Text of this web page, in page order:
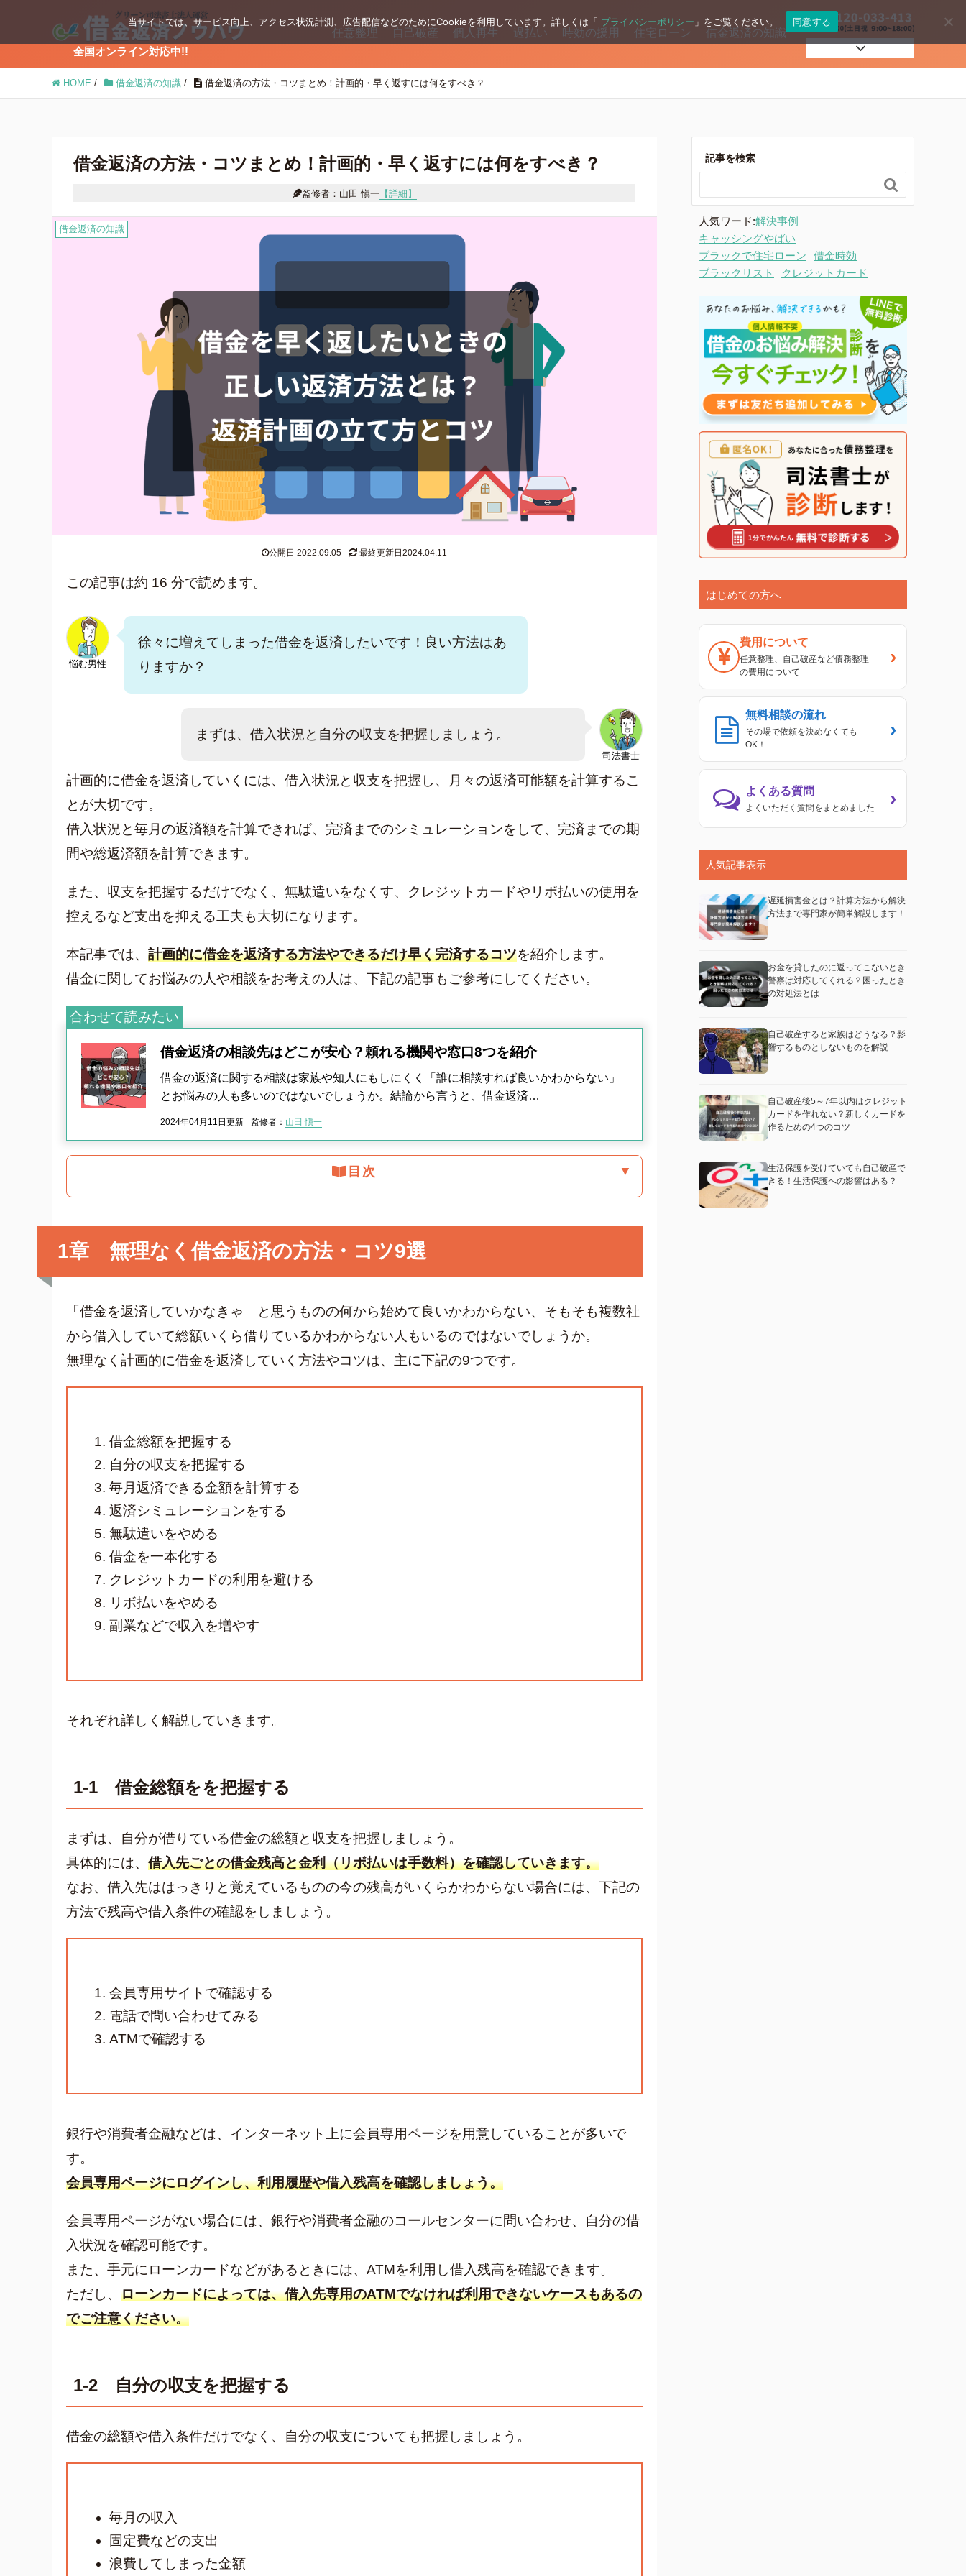
全国オンライン対応中!!
任意整理 自己破産 個人再生 過払い 時効の援用 住宅ローン 借金返済の知識
ブログコンテンツ
個人再生 過払い
時効の援用 住宅ローン
借金返済の知識
キャッシングやばい
ブラックで住宅ローン 借金時効
ブラックリスト
クレジットカード
グリーン司法書士法人について
借金返済の専門スタッフ紹介
無料相談の流れ
費用について
サイト内の画像等のご利用条件
HOME / 借金返済の知識 / 借金返済の方法・コツまとめ！計画的・早く返すには何をすべき？
借金返済の方法・コツまとめ！計画的・早く返すには何をすべき？
監修者：山田 愼一【詳細】
借金返済の知識
公開日 2022.09.05 最終更新日2024.04.11
この記事は約 16 分で読めます。
悩む男性
徐々に増えてしまった借金を返済したいです！良い方法はあ
りますか？
司法書士
まずは、借入状況と自分の収支を把握しましょう。
計画的に借金を返済していくには、借入状況と収支を把握し、月々の返済可能額を計算するこ
とが大切です。
借入状況と毎月の返済額を計算できれば、完済までのシミュレーションをして、完済までの期
間や総返済額を計算できます。
また、収支を把握するだけでなく、無駄遣いをなくす、クレジットカードやリボ払いの使用を
控えるなど支出を抑える工夫も大切になります。
本記事では、 計画的に借金を返済する方法やできるだけ早く完済するコツを紹介します。
借金に関してお悩みの人や相談をお考えの人は、下記の記事もご参考にしてください。
合わせて読みたい
借金返済の相談先はどこが安心？頼れる機関や窓口8つを紹介
借金の返済に関する相談は家族や知人にもしにくく「誰に相談すれば良いかわからない」
とお悩みの人も多いのではないでしょうか。結論から言うと、借金返済…
2024年04月11日更新 監修者： 山田 愼一
目次 ▼
1章 無理なく借金返済の方法・コツ9選
「借金を返済していかなきゃ」と思うものの何から始めて良いかわからない、そもそも複数社
から借入していて総額いくら借りているかわからない人もいるのではないでしょうか。
無理なく計画的に借金を返済していく方法やコツは、主に下記の9つです。
借金総額を把握する
自分の収支を把握する
毎月返済できる金額を計算する
返済シミュレーションをする
無駄遣いをやめる
借金を一本化する
クレジットカードの利用を避ける
リボ払いをやめる
副業などで収入を増やす
それぞれ詳しく解説していきます。
1-1 借金総額をを把握する
まずは、自分が借りている借金の総額と収支を把握しましょう。
具体的には、 借入先ごとの借金残高と金利（リボ払いは手数料）を確認していきます。
なお、借入先ははっきりと覚えているものの今の残高がいくらかわからない場合には、下記の
方法で残高や借入条件の確認をしましょう。
会員専用サイトで確認する
電話で問い合わせてみる
ATMで確認する
銀行や消費者金融などは、インターネット上に会員専用ページを用意していることが多いで
す。
会員専用ページにログインし、利用履歴や借入残高を確認しましょう。
会員専用ページがない場合には、銀行や消費者金融のコールセンターに問い合わせ、自分の借
入状況を確認可能です。
また、手元にローンカードなどがあるときには、ATMを利用し借入残高を確認できます。
ただし、 ローンカードによっては、借入先専用のATMでなければ利用できないケースもあるの
でご注意ください。
1-2 自分の収支を把握する
借金の総額や借入条件だけでなく、自分の収支についても把握しましょう。
毎月の収入
固定費などの支出
浪費してしまった金額
記事を検索

人気ワード:解決事例
キャッシングやばい
ブラックで住宅ローン
借金時効
ブラックリスト
クレジットカード
はじめての方へ
費用について
任意整理、自己破産など債務整理
の費用について
›
無料相談の流れ
その場で依頼を決めなくても
OK！
›
よくある質問
よくいただく質問をまとめました ›
人気記事表示
遅延損害金とは？計算方法から解決
方法まで専門家が簡単解説します！
お金を貸したのに返ってこないとき
警察は対応してくれる？困ったとき
の対処法とは
自己破産すると家族はどうなる？影
響するものとしないものを解説
自己破産後5～7年以内はクレジット
カードを作れない？新しくカードを
作るための4つのコツ
生活保護を受けていても自己破産で
きる！生活保護への影響はある？
当サイトでは、サービス向上、アクセス状況計測、広告配信などのためにCookieを利用しています。詳しくは「 プライバシーポリシー 」をご覧ください。 同意する